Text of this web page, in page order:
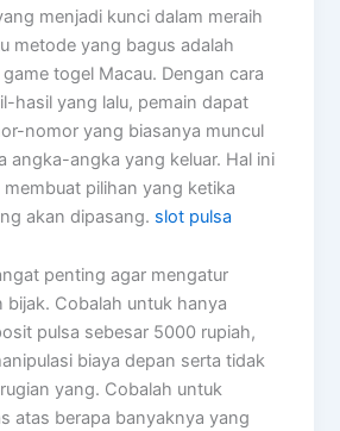
menjadi kunci dalam meraih
metode yang bagus adalah
togel Macau. Dengan cara
hasil yang lalu, pemain dapat
nomor yang biasanya muncul
angka-angka yang keluar. Hal ini
pilihan yang ketika
akan dipasang. slot pulsa
penting agar mengatur
bijak. Cobalah untuk hanya
pulsa sebesar 5000 rupiah,
biaya depan serta tidak
yang. Cobalah untuk
atas berapa banyaknya yang